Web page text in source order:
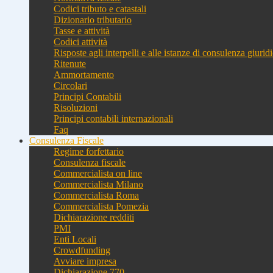
Codici tributo e catastali
Dizionario tributario
Tasse e attività
Codici attività
Risposte agli interpelli e alle istanze di consulenza
Ritenute
Ammortamento
Circolari
Principi Contabili
Risoluzioni
Principi contabili internazionali
Faq
Consulenza Fiscale
Regime forfettario
Consulenza fiscale
Commercialista on line
Commercialista Milano
Commercialista Roma
Commercialista Pomezia
Dichiarazione redditi
PMI
Enti Locali
Crowdfunding
Avviare impresa